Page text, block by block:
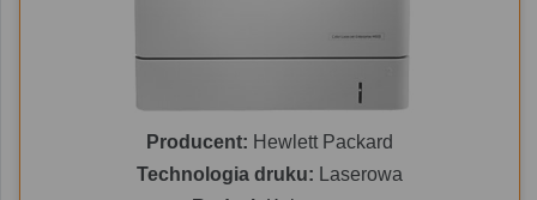
Producent: Hewlett Packard
Technologia druku: Laserowa